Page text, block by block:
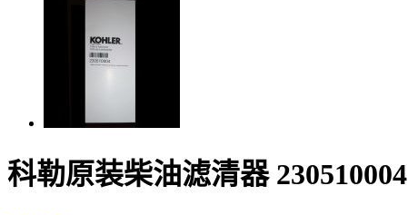
科勒原装柴油滤清器 230510004